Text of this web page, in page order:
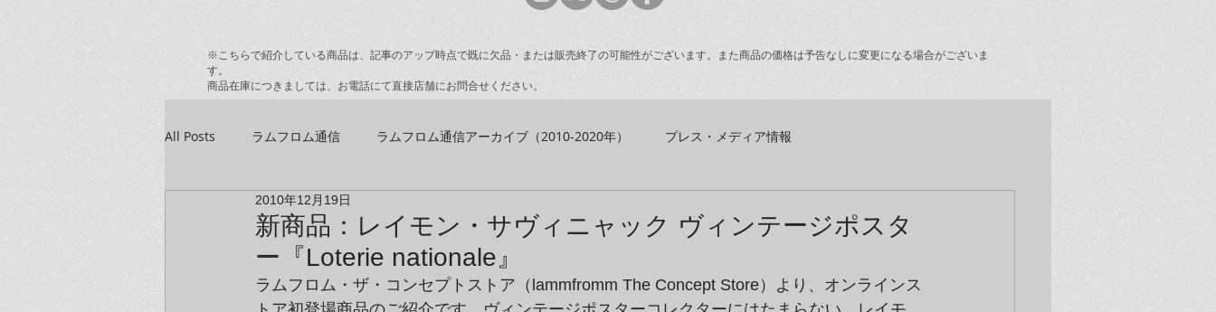
※こちらで紹介している商品は、記事のアップ時点で既に欠品・または販売終了の可能性がございます。また商品の価格は予告なしに変更になる場合がございま
す。
商品在庫につきましては、お電話にて直接店舗にお問合せください。
All Posts ラムフロム通信 ラムフロム通信アーカイブ（2010-2020年） プレス・メディア情報
アーティスト＆クリエイター紹介
新商品：レイモン・サヴィニャック ヴィンテージポスタ
ー『Loterie nationale』
2010年12月19日
ラムフロム・ザ・コンセプトストア（lammfromm The Concept Store）より、オンラインス